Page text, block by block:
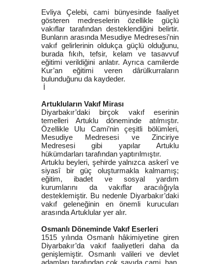
Evliya Çelebi, cami bünyesinde faaliyet
gösteren medreselerin özellikle güçlü
vakıflar tarafından desteklendiğini belirtir.
Bunların arasında Mesudiye Medresesi’nin
vakıf gelirlerinin oldukça güçlü olduğunu,
burada fıkıh, tefsir, kelam ve tasavvuf
eğitimi verildiğini anlatır. Ayrıca camilerde
Kur’an eğitimi veren dârülkurraların
bulunduğunu da kaydeder.
İ
Artukluların Vakıf Mirası
Diyarbakır’daki birçok vakıf eserinin
temelleri Artuklu döneminde atılmıştır.
Özellikle Ulu Cami’nin çeşitli bölümleri,
Mesudiye Medresesi ve Zinciriye
Medresesi gibi yapılar Artuklu
hükümdarları tarafından yaptırılmıştır.
Artuklu beyleri, şehirde yalnızca askerî ve
siyasî bir güç oluşturmakla kalmamış;
eğitim, ibadet ve sosyal yardım
kurumlarını da vakıflar aracılığıyla
desteklemiştir. Bu nedenle Diyarbakır’daki
vakıf geleneğinin en önemli kurucuları
arasında Artuklular yer alır.
Osmanlı Döneminde Vakıf Eserleri
1515 yılında Osmanlı hâkimiyetine giren
Diyarbakır’da vakıf faaliyetleri daha da
genişlemiştir. Osmanlı valileri ve devlet
adamları tarafından çok sayıda cami, han,